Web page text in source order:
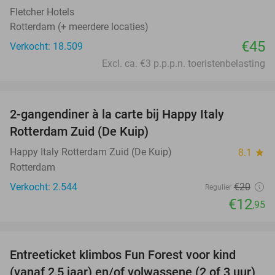
Fletcher Hotels
Rotterdam (+ meerdere locaties)
Verkocht: 18.509
€45
Excl. ca. €3 p.p.p.n. toeristenbelasting
2-gangendiner à la carte bij Happy Italy
Rotterdam Zuid (De Kuip)
Happy Italy Rotterdam Zuid (De Kuip) 8.1 star
Rotterdam
Verkocht: 2.544
Regulier €20
€12,95
Entreeticket klimbos Fun Forest voor kind
(vanaf 2,5 jaar) en/of volwassene (2 of 3 uur)